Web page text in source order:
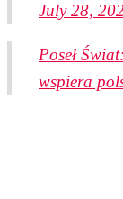
July 28,
Poseł
wspiera